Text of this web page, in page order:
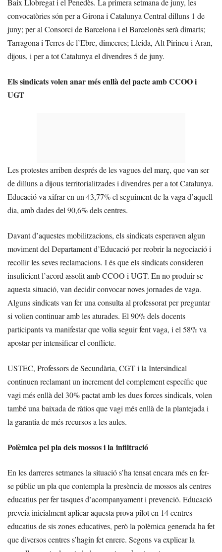
convocatòries són per a Girona i Catalunya Central dilluns 1 de
juny; per al Consorci de Barcelona i el Barcelonès serà dimarts;
Tarragona i Terres de l’Ebre, dimecres; Lleida, Alt Pirineu i Aran,
dijous, i per a tot Catalunya el divendres 5 de juny.
Els sindicats volen anar més enllà del pacte amb CCOO i
UGT
Les protestes arriben després de les vagues del març, que van ser
de dilluns a dijous territorialitzades i divendres per a tot Catalunya.
Educació va xifrar en un 43,77% el seguiment de la vaga d’aquell
dia, amb dades del 90,6% dels centres.
Davant d’aquestes mobilitzacions, els sindicats esperaven algun
moviment del Departament d’Educació per reobrir la negociació i
recollir les seves reclamacions. I és que els sindicats consideren
insuficient l’acord assolit amb CCOO i UGT. En no produir-se
aquesta situació, van decidir convocar noves jornades de vaga.
Alguns sindicats van fer una consulta al professorat per preguntar
si volien continuar amb les aturades. El 90% dels docents
participants va manifestar que volia seguir fent vaga, i el 58% va
apostar per intensificar el conflicte.
USTEC, Professors de Secundària, CGT i la Intersindical
continuen reclamant un increment del complement específic que
vagi més enllà del 30% pactat amb les dues forces sindicals, volen
també una baixada de ràtios que vagi més enllà de la plantejada i
la garantia de més recursos a les aules.
Polèmica pel pla dels mossos i la infiltració
En les darreres setmanes la situació s’ha tensat encara més en fer-
se públic un pla que contempla la presència de mossos als centres
educatius per fer tasques d’acompanyament i prevenció. Educació
preveia inicialment aplicar aquesta prova pilot en 14 centres
educatius de sis zones educatives, però la polèmica generada ha fet
que diversos centres s’hagin fet enrere. Segons va explicar la